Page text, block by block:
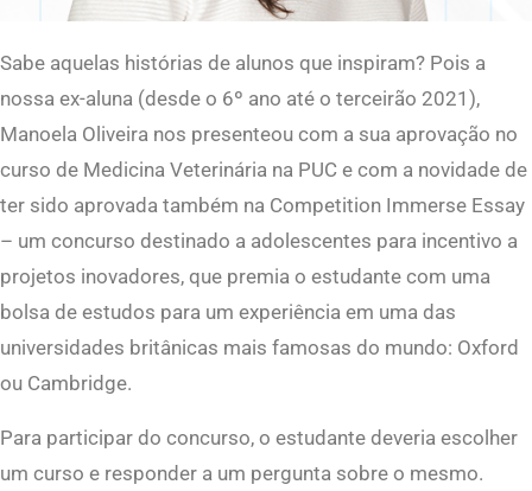
Sabe aquelas histórias de alunos que inspiram? Pois a
nossa ex-aluna (desde o 6º ano até o terceirão 2021),
Manoela Oliveira nos presenteou com a sua aprovação no
curso de Medicina Veterinária na PUC e com a novidade de
ter sido aprovada também na Competition Immerse Essay
– um concurso destinado a adolescentes para incentivo a
projetos inovadores, que premia o estudante com uma
bolsa de estudos para um experiência em uma das
universidades britânicas mais famosas do mundo: Oxford
ou Cambridge.
Para participar do concurso, o estudante deveria escolher
um curso e responder a um pergunta sobre o mesmo.